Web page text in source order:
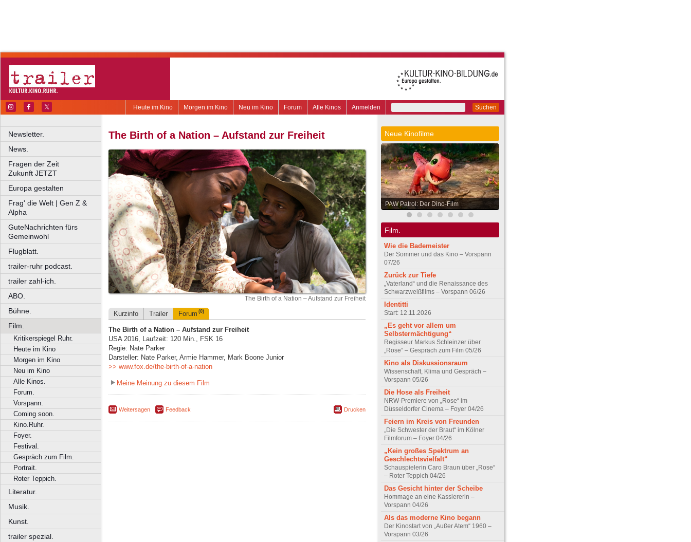
Suchen
Anmelden
Alle Kinos
Forum
Neu im Kino
Morgen im Kino
Heute im Kino
Newsletter.
News.
Fragen der Zeit
Zukunft JETZT
Europa gestalten
Frag' die Welt | Gen Z &
Alpha
GuteNachrichten fürs
Gemeinwohl
Flugblatt.
trailer-ruhr podcast.
trailer zahl-ich.
ABO.
Bühne.
Film.
Kritikerspiegel Ruhr.
Heute im Kino
Morgen im Kino
Neu im Kino
Alle Kinos.
Forum.
Vorspann.
Coming soon.
Kino.Ruhr.
Foyer.
Festival.
Gespräch zum Film.
Portrait.
Roter Teppich.
Literatur.
Musik.
Kunst.
trailer spezial.
The Birth of a Nation – Aufstand zur Freiheit
The Birth of a Nation – Aufstand zur Freiheit
Kurzinfo Trailer Forum (0)
The Birth of a Nation – Aufstand zur Freiheit
USA 2016, Laufzeit: 120 Min., FSK 16
Regie: Nate Parker
Darsteller: Nate Parker, Armie Hammer, Mark Boone Junior
>> www.fox.de/the-birth-of-a-nation
Meine Meinung zu diesem Film
Weitersagen Feedback Drucken
Neue Kinofilme
PAW Patrol: Der Dino-Film
Film.
Wie die Bademeister
Der Sommer und das Kino – Vorspann
07/26
Zurück zur Tiefe
„Vaterland“ und die Renaissance des
Schwarzweißfilms – Vorspann 06/26
Identitti
Start: 12.11.2026
„Es geht vor allem um
Selbstermächtigung“
Regisseur Markus Schleinzer über
„Rose“ – Gespräch zum Film 05/26
Kino als Diskussionsraum
Wissenschaft, Klima und Gespräch –
Vorspann 05/26
Die Hose als Freiheit
NRW-Premiere von „Rose“ im
Düsseldorfer Cinema – Foyer 04/26
Feiern im Kreis von Freunden
„Die Schwester der Braut“ im Kölner
Filmforum – Foyer 04/26
„Kein großes Spektrum an
Geschlechtsvielfalt“
Schauspielerin Caro Braun über „Rose“
– Roter Teppich 04/26
Das Gesicht hinter der Scheibe
Hommage an eine Kassiererin –
Vorspann 04/26
Als das moderne Kino begann
Der Kinostart von „Außer Atem“ 1960 –
Vorspann 03/26